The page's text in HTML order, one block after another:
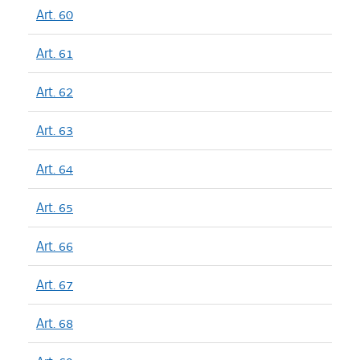
Art. 60
Art. 61
Art. 62
Art. 63
Art. 64
Art. 65
Art. 66
Art. 67
Art. 68